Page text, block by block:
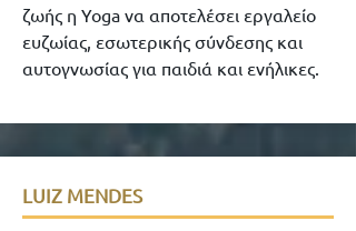
ζωής η Yoga να αποτελέσει εργαλείο
ευζωίας, εσωτερικής σύνδεσης και
αυτογνωσίας για παιδιά και ενήλικες.
LUIZ MENDES